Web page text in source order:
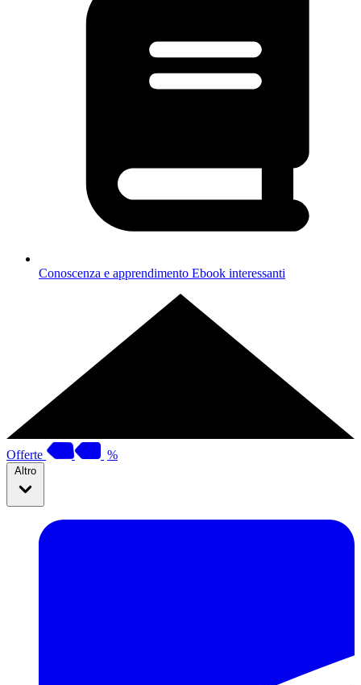
Conoscenza e apprendimento Ebook interessanti
Offerte %
Altro